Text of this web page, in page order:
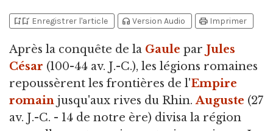
bookmark_addbookmark_added Enregistrer l'article headphones Version Audio print Imprimer
Après la conquête de la Gaule par Jules
César (100-44 av. J.-C.), les légions romaines
repoussèrent les frontières de l'Empire
romain jusqu'aux rives du Rhin.Auguste (27
av. J.-C. - 14 de notre ère) divisa la région